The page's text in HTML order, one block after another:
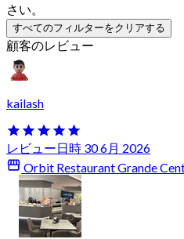
さい。
すべてのフィルターをクリアする
顧客のレビュー
kailash
レビュー日時 30 6月 2026
Orbit Restaurant Grande